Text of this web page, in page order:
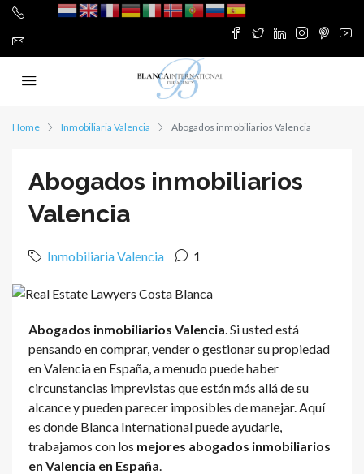
Home Inmobiliaria Valencia Abogados inmobiliarios Valencia
Abogados inmobiliarios
Valencia
Inmobiliaria Valencia 1
Abogados inmobiliarios Valencia. Si usted está
pensando en comprar, vender o gestionar su propiedad
en Valencia en España, a menudo puede haber
circunstancias imprevistas que están más allá de su
alcance y pueden parecer imposibles de manejar. Aquí
es donde Blanca International puede ayudarle,
trabajamos con los mejores abogados inmobiliarios
en Valencia en España.